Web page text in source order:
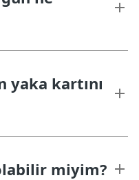
yaka kartını
miyim?